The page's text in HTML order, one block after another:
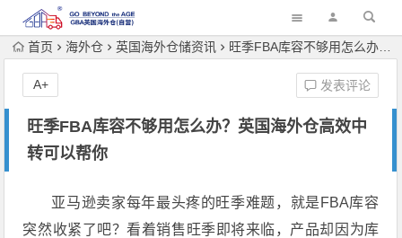
首页 海外仓 英国海外仓储资讯 旺季FBA库容不够用怎么办？英国海外仓高效中转可以帮你
旺季FBA库容不够用怎么办？英国海外仓高效中
转可以帮你
发表评论
A+
亚马逊卖家每年最头疼的旺季难题，就是FBA库容
突然收紧了吧？看着销售旺季即将来临，产品却因为库